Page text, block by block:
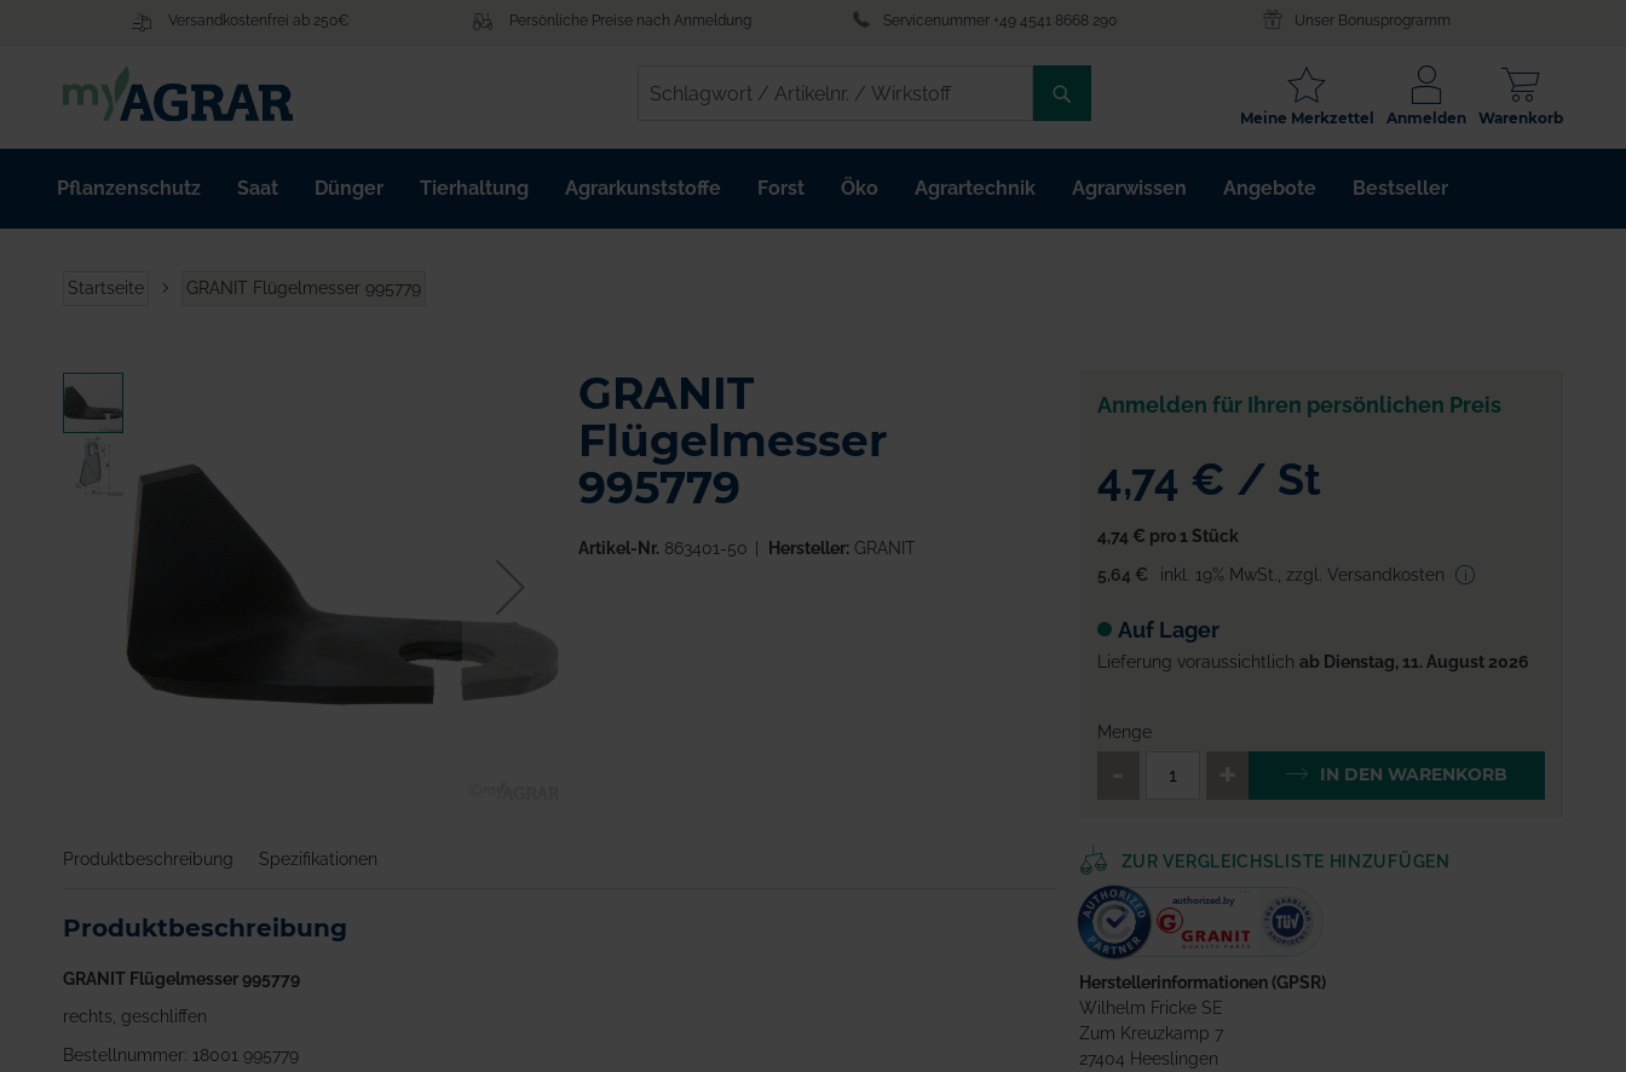
Versandkostenfrei ab 250€ Persönliche Preise nach Anmeldung Servicenummer +49 4541 8668 290 Unser Bonusprogramm
/
ARTIKELNR.
/
Warenkorb
Anmelden
Meine Merkzettel
Pflanzenschutz Saat Dünger Tierhaltung Agrarkunststoffe Forst Öko Agrartechnik Agrarwissen Angebote Bestseller
Startseite GRANIT Flügelmesser 995779
Zum
Ende
der
Bildgalerie
springen
der
springen
GRANIT
Flügelmesser
995779
Artikel-Nr. 863401-50 Hersteller:GRANIT
Produktbeschreibung Spezifikationen
Produktbeschreibung
GRANIT Flügelmesser 995779
rechts, geschliffen
Bestellnummer: 18001 995779
Anmelden für Ihren persönlichen Preis
4,74 € / St
4,74 € pro 1 Stück
5,64 €
inkl. 19% MwSt. zzgl. Versandkosten
Auf Lager
Lieferung voraussichtlich ab Dienstag, 11. August 2026
Menge
QTY_CONTROL_DECREASE
IN DEN WARENKORB
ZUR VERGLEICHSLISTE HINZUFÜGEN
Herstellerinformationen (GPSR)
Wilhelm Fricke SE
Zum Kreuzkamp 7
27404 Heeslingen